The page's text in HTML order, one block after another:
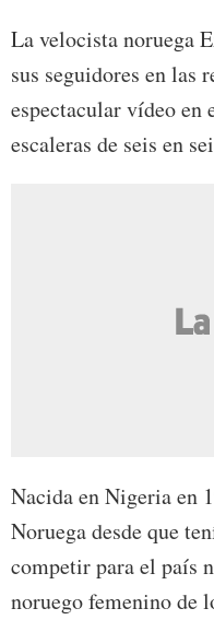
La velocista noruega
sus seguidores en las
espectacular vídeo en
escaleras de seis en
Nacida en Nigeria en
Noruega desde que
competir para el país
noruego femenino de